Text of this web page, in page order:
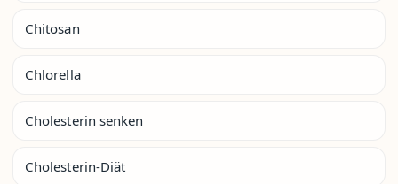
Chitosan
Chlorella
Cholesterin senken
Cholesterin-Diät